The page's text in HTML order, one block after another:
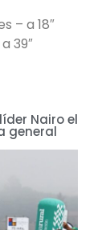
– a 18″
39″
Nairo el
general